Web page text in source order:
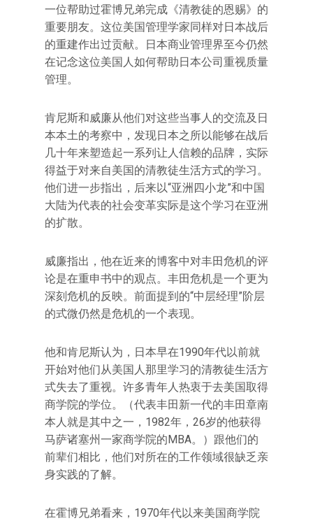
一位帮助过霍博兄弟完成《清教徒的恩赐》的
重要朋友。这位美国管理学家同样对日本战后
的重建作出过贡献。日本商业管理界至今仍然
在记念这位美国人如何帮助日本公司重视质量
管理。
肯尼斯和威廉从他们对这些当事人的交流及日
本本土的考察中，发现日本之所以能够在战后
几十年来塑造起一系列让人信赖的品牌，实际
得益于对来自美国的清教徒生活方式的学习。
他们进一步指出，后来以“亚洲四小龙”和中国
大陆为代表的社会变革实际是这个学习在亚洲
的扩散。
威廉指出，他在近来的博客中对丰田危机的评
论是在重申书中的观点。丰田危机是一个更为
深刻危机的反映。前面提到的“中层经理”阶层
的式微仍然是危机的一个表现。
他和肯尼斯认为，日本早在1990年代以前就
开始对他们从美国人那里学习的清教徒生活方
式失去了重视。许多青年人热衷于去美国取得
商学院的学位。（代表丰田新一代的丰田章南
本人就是其中之一，1982年，26岁的他获得
马萨诸塞州一家商学院的MBA。）跟他们的
前辈们相比，他们对所在的工作领域很缺乏亲
身实践的了解。
在霍博兄弟看来，1970年代以来美国商学院